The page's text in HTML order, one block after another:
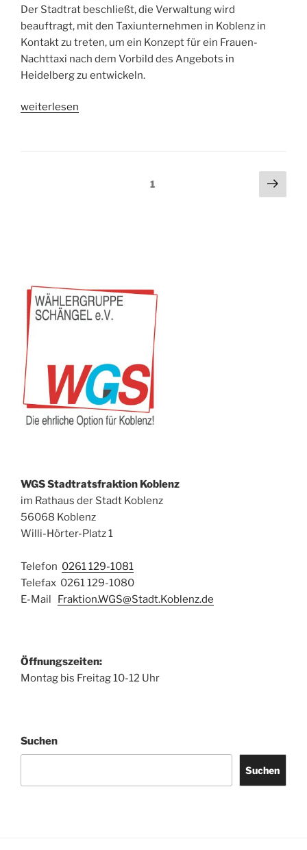
Der Stadtrat beschließt, die Verwaltung wird
beauftragt, mit den Taxiunternehmen in Koblenz in
Kontakt zu treten, um ein Konzept für ein Frauen-
Nachttaxi nach dem Vorbild des Angebots in
Heidelberg zu entwickeln.
„Antrag:
weiterlesen
Seitennummerierung
Seite1
WGS Stadtratsfraktion Koblenz
im Rathaus der Stadt Koblenz
56068 Koblenz
Willi-Hörter-Platz 1
Telefon 0261 129-1081
Telefax 0261 129-1080
E-Mail Fraktion.WGS@Stadt.Koblenz.de
Öffnungszeiten:
Montag bis Freitag 10-12 Uhr
Suchen
Suchen